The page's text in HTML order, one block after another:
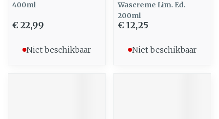
400ml
€ 22,99
Niet beschikbaar
Wascreme Lim. Ed.
200ml
€ 12,25
Niet beschikbaar